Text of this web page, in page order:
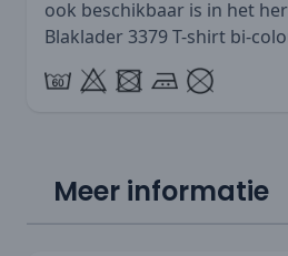
ook beschikbaar is in het
Blaklader 3379 T-shirt bi-
Meer informatie